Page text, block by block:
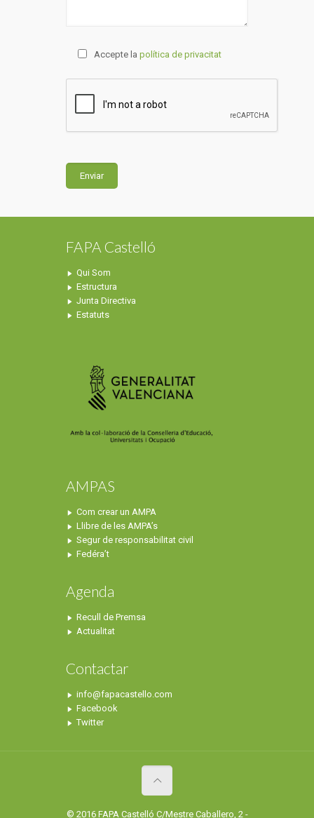
Accepte la política de privacitat
FAPA Castelló
Qui Som
Estructura
Junta Directiva
Estatuts
AMPAS
Com crear un AMPA
Llibre de les AMPA’s
Segur de responsabilitat civil
Fedéra’t
Agenda
Recull de Premsa
Actualitat
Contactar
info@fapacastello.com
Facebook
Twitter
© 2016 FAPA Castelló C/Mestre Caballero, 2 -